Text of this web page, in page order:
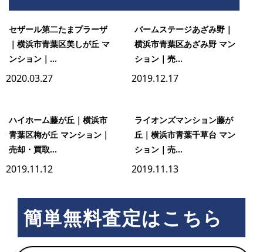
ロ
ー
ゼ
市
ヶ
尾
セザール第二たまプラーザ
｜横浜市青葉区美しが丘 マ
ンション｜...
2020.03.27
バームステージあざみ野｜
横浜市青葉区あざみ野 マン
ション｜売...
2019.12.17
ハイホーム藤が丘｜横浜市
青葉区梅が丘 マンション｜
売却・買取...
2019.11.12
ライオンズマンション藤が
丘｜横浜市青葉千草台 マン
ション｜売...
2019.11.13
簡単無料査定はこちら